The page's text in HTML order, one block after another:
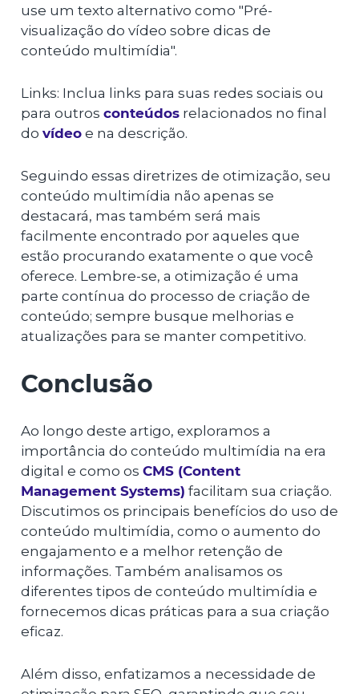
use um texto alternativo como "Pré-
visualização do vídeo sobre dicas de
conteúdo multimídia".
Links: Inclua links para suas redes sociais ou
para outros conteúdos relacionados no final
do vídeo e na descrição.
Seguindo essas diretrizes de otimização, seu
conteúdo multimídia não apenas se
destacará, mas também será mais
facilmente encontrado por aqueles que
estão procurando exatamente o que você
oferece. Lembre-se, a otimização é uma
parte contínua do processo de criação de
conteúdo; sempre busque melhorias e
atualizações para se manter competitivo.
Conclusão
Ao longo deste artigo, exploramos a
importância do conteúdo multimídia na era
digital e como os CMS (Content
Management Systems) facilitam sua criação.
Discutimos os principais benefícios do uso de
conteúdo multimídia, como o aumento do
engajamento e a melhor retenção de
informações. Também analisamos os
diferentes tipos de conteúdo multimídia e
fornecemos dicas práticas para a sua criação
eficaz.
Além disso, enfatizamos a necessidade de